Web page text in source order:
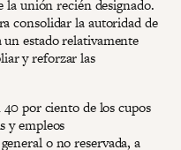
la unión recién designado.
consolidar la autoridad de
estado relativamente
y reforzar las
por ciento de los cupos
y empleos
o no reservada, a